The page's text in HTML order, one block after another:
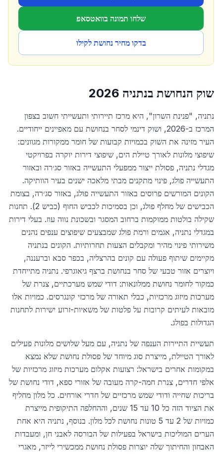
שלחו תמונה בוואטסאפ
בדקו מחיר נחושת לקילו
שוק הנחושת בנתניה
נתניה, "פנינת השרון", היא מרכז תיירותי ותעשייתי חשוב בצפון
המרכז ב-2026, ושוק דינמי לסחר בנחושת עם מאפיינים ייחודיים.
העיר מזינה את השוק בכמויות קבועות של חומר ממקורות מגוונים:
שיפוצי מלונות לאורך טיילת הים, שיפוצי דירות יוקרה בפרויקטי
מגדלי נתניה, פסולת ייצור ממפעלי התעשייה באזור סג׳רה ובאזור
התעשייה פולג, פינוי מתקנים מבתי מלאכה ישנים בעיר הוותיקה.
הקונים המורשים פרוסים באזור התעשייה פולג, באזור סג׳רה, בצומת
הכבישים של מחלף פולג, וכן בסמיכות לכביש החוף (כביש 2). תחנות
שקילה בולטות ממוקמות ברחוב המסגר ובשכונת נווה עוז. בעלי דירות
במגדלי נתניה, אגמים ורמת פולג שמבצעים שיפוצים ענפים נהנים
משירותי פינוי מהיר ומקבלים הצעות תחרותיות. הקונים בנתניה
מקיימים שיתוף פעולה עם קונים בהרצליה, בכפר סבא וברעננה,
ויוצרים אזור טבעי של סחר בנחושת ברצף גיאוגרפי. נתניה מתייחדת
כמקור לחומר נחושת ממלונאות: דודי שמש מערכתיים, צנרת של
מערכות מיזוג מרכזיות, כבלי תאורה של מרכזי קונגרסים. כמויות אלו
מובאות לעיתים קרובות על פלטות של משאיות-זרוע ישירות לתחנות
הגדולות בפולג.
תעשיית התיירות הענפה של נתניה, עם מעל שלושים מלונות פעילים
לאורך הטיילת, מייצרת סוג מיוחד של פסולת נחושת שלא נמצא
במקומות אחרים בישראל: רצועות אקלום מערכות מיזוג מרכזיות של
אלפי חדרים, צנרת חמה-קרה מעובה של אזורי ספא, דודי נחושת של
בריכות שחייה ודודי שמש מרכזיים של חדרי אורחים. כל מלון מחליף
את הציוד הזה כל 10 עד 15 שנים, וההחלפה התיקופית מייצרת
כמויות של 2 עד 5 טונות נחושת לכל מלון. בנוסף, נתניה היא אחת
הערים המוליכות בישראל בפעילות של הבורסה לאבני חן, ומעבדות
האבחון והחיתוך שלה יוצרות פסולת נחושת ממכשירי לייזר, מאגרי